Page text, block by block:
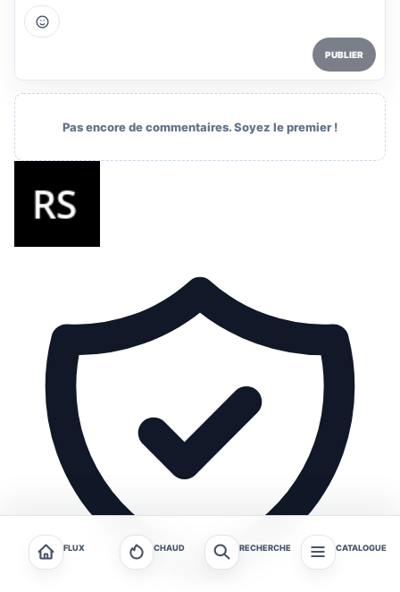
PUBLIER
Pas encore de commentaires. Soyez le premier !
FLUX CHAUD RECHERCHE CATALOGUE